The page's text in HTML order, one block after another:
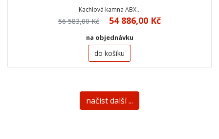
Kachlová kamna ABX…
56 583,00 Kč 54 886,00 Kč
na objednávku
do košíku
načíst další ...